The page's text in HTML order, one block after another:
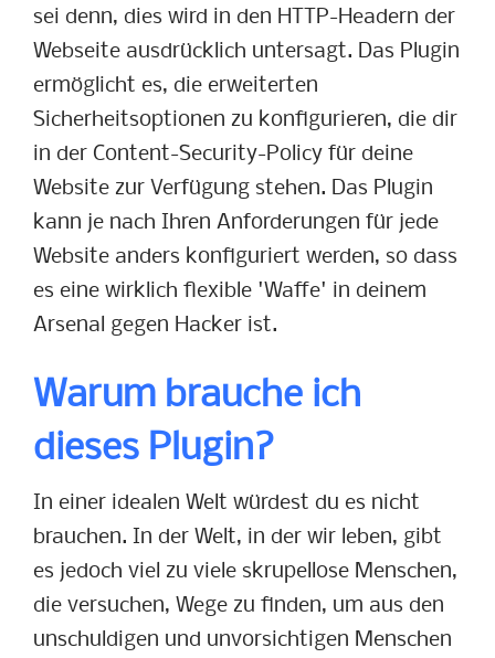
sei denn, dies wird in den HTTP-Headern der
Webseite ausdrücklich untersagt. Das Plugin
ermöglicht es, die erweiterten
Sicherheitsoptionen zu konfigurieren, die dir
in der Content-Security-Policy für deine
Website zur Verfügung stehen. Das Plugin
kann je nach Ihren Anforderungen für jede
Website anders konfiguriert werden, so dass
es eine wirklich flexible 'Waffe' in deinem
Arsenal gegen Hacker ist.
Warum brauche ich
dieses Plugin?
In einer idealen Welt würdest du es nicht
brauchen. In der Welt, in der wir leben, gibt
es jedoch viel zu viele skrupellose Menschen,
die versuchen, Wege zu finden, um aus den
unschuldigen und unvorsichtigen Menschen